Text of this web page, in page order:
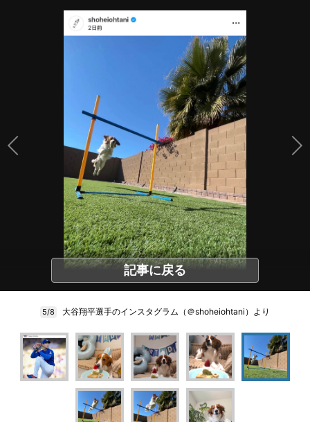
記事に戻る
5/8 大谷翔平選手のインスタグラム（＠shoheiohtani）より